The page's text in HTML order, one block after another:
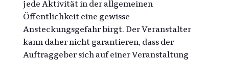
jede Aktivität in der allgemeinen
Öffentlichkeit eine gewisse
Ansteckungsgefahr birgt. Der Veranstalter
kann daher nicht garantieren, dass der
Auftraggeber sich auf einer Veranstaltung